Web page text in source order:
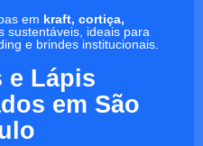
em kraft, cortiça,
sustentáveis, ideais para
e brindes institucionais.
e Lápis
em São